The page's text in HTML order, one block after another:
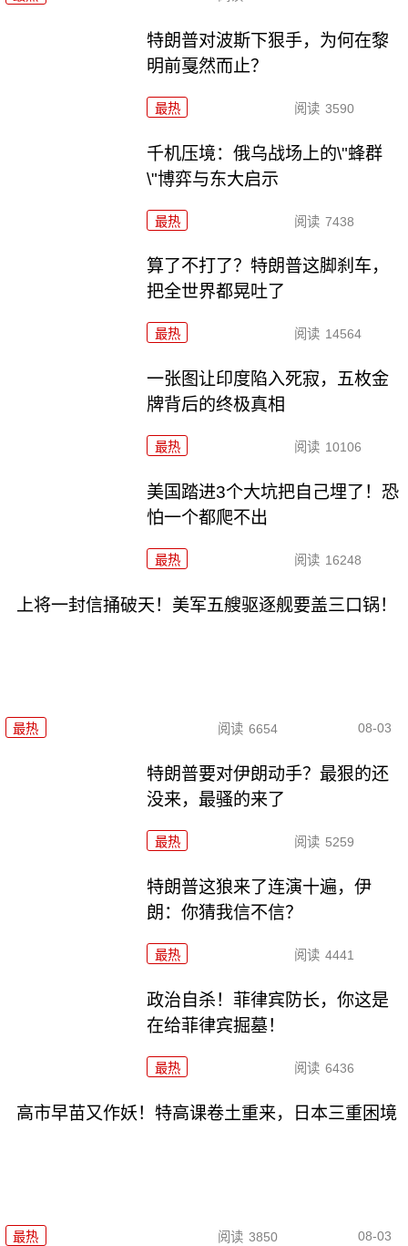
特朗普对波斯下狠手，为何在黎
明前戛然而止？
最热 阅读 3590
千机压境：俄乌战场上的\"蜂群
\"博弈与东大启示
最热 阅读 7438
算了不打了？特朗普这脚刹车，
把全世界都晃吐了
最热 阅读 14564
一张图让印度陷入死寂，五枚金
牌背后的终极真相
最热 阅读 10106
美国踏进3个大坑把自己埋了！恐
怕一个都爬不出
最热 阅读 16248
上将一封信捅破天！美军五艘驱逐舰要盖三口锅！
最热 阅读 6654 08-03
特朗普要对伊朗动手？最狠的还
没来，最骚的来了
最热 阅读 5259
特朗普这狼来了连演十遍，伊
朗：你猜我信不信？
最热 阅读 4441
政治自杀！菲律宾防长，你这是
在给菲律宾掘墓！
最热 阅读 6436
高市早苗又作妖！特高课卷土重来，日本三重困境
最热 阅读 3850 08-03